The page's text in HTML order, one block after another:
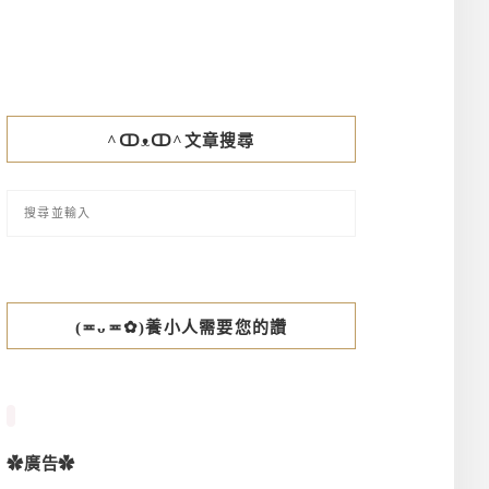
^ↀᴥↀ^文章搜尋
(≖ᴗ≖✿)養小人需要您的讚
✿廣告✿